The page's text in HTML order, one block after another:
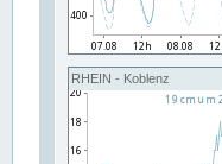
RHEIN - Koblenz